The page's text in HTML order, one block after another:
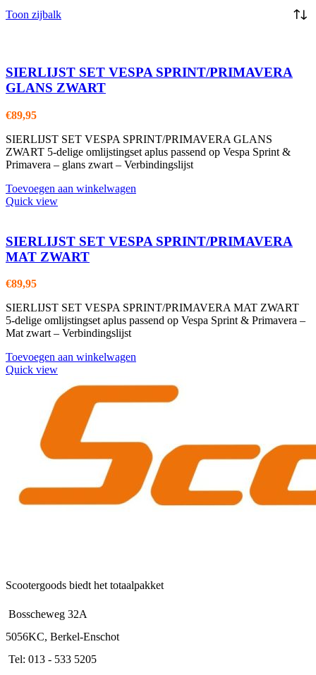
Toon zijbalk
SIERLIJST SET VESPA SPRINT/PRIMAVERA
GLANS ZWART
€89,95
SIERLIJST SET VESPA SPRINT/PRIMAVERA GLANS
ZWART 5-delige omlijstingset aplus passend op Vespa Sprint &
Primavera – glans zwart – Verbindingslijst
Toevoegen aan winkelwagen
Quick view
SIERLIJST SET VESPA SPRINT/PRIMAVERA
MAT ZWART
€89,95
SIERLIJST SET VESPA SPRINT/PRIMAVERA MAT ZWART
5-delige omlijstingset aplus passend op Vespa Sprint & Primavera –
Mat zwart – Verbindingslijst
Toevoegen aan winkelwagen
Quick view
Scootergoods biedt het totaalpakket
Bosscheweg 32A
5056KC, Berkel-Enschot
Tel: 013 - 533 5205